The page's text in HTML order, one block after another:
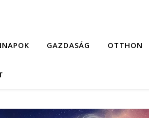
GAZDASÁG OTTHON